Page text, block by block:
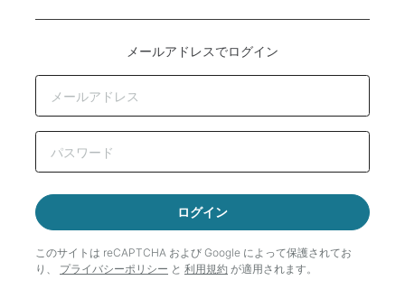
メールアドレスでログイン
ログイン
このサイトは reCAPTCHA および Google によって保護されてお
り、 プライバシーポリシー と 利用規約 が適用されます。